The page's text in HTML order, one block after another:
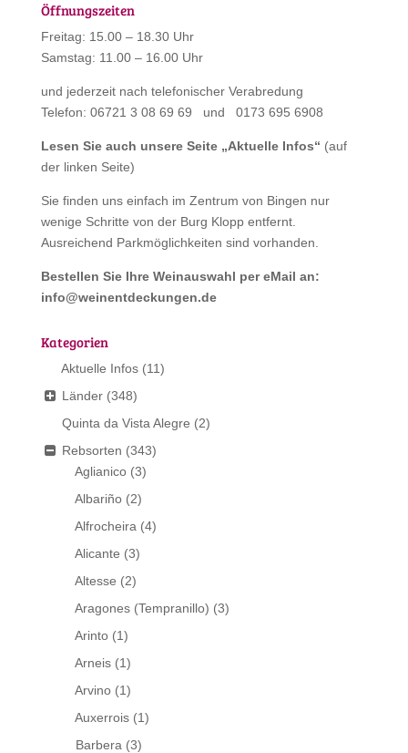
Öffnungszeiten
Freitag: 15.00 – 18.30 Uhr
Samstag: 11.00 – 16.00 Uhr
und jederzeit nach telefonischer Verabredung
Telefon: 06721 3 08 69 69 und 0173 695 6908
Lesen Sie auch unsere Seite „Aktuelle Infos“ (auf
der linken Seite)
Sie finden uns einfach im Zentrum von Bingen nur
wenige Schritte von der Burg Klopp entfernt.
Ausreichend Parkmöglichkeiten sind vorhanden.
Bestellen Sie Ihre Weinauswahl per eMail an:
info@weinentdeckungen.de
Kategorien
Aktuelle Infos (11)
Länder (348)
Quinta da Vista Alegre (2)
Rebsorten (343)
Aglianico (3)
Albariño (2)
Alfrocheira (4)
Alicante (3)
Altesse (2)
Aragones (Tempranillo) (3)
Arinto (1)
Arneis (1)
Arvino (1)
Auxerrois (1)
Barbera (3)